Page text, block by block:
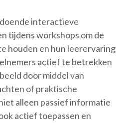
interactieve
tijdens workshops om de
houden en hun leerervaring
actief te betrekken
door middel van
of praktische
alleen passief informatie
actief toepassen en